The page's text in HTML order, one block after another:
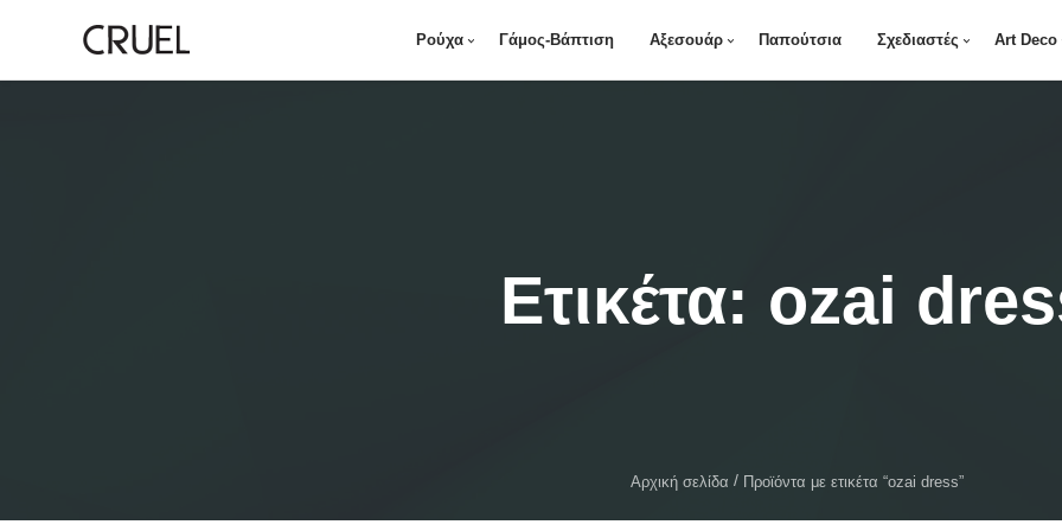
Ρούχα Γάμος-Βάπτιση Αξεσουάρ Παπούτσια Σχεδιαστές Art Deco
Ετικέτα: ozai
Αρχική σελίδα Προϊόντα με ετικέτα “ozai dress”